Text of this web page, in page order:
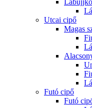
Utcai cipő
Magas
Futó cipő
Futó